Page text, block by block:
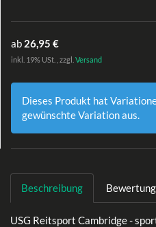
ab 26,95 €
inkl. 19% USt. , zzgl. Versand
Dieses Produkt hat
gewünschte Variation aus.
Beschreibung
USG Reitsport Cambridge -